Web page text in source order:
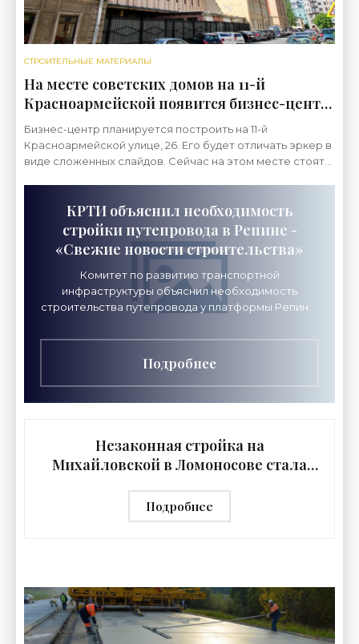
СТРОИТЕЛЬНЫЕ МАТЕРИАЛЫ
На месте советских домов на 11-й
Красноармейской появится бизнес-центр
- «Свежие новости строительства»
Бизнес-центр планируется построить на 11-й
Красноармейской улице, 26. Его будет отличать эркер в
виде сложенных слайдов. Сейчас на этом месте стоят
КРТИ объяснил необходимость
стройки путепровода в Репине -
«Свежие новости строительства»
Комитет по развитию транспортной
инфраструктуры объяснил необходимость
строительства путепровода у платформы Репино.
после пуска поезда
Подробнее
Незаконная стройка на
Михайловской в Ломоносове стала
строительства»
Подробнее